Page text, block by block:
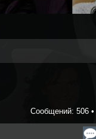
Сообщений: 506 •